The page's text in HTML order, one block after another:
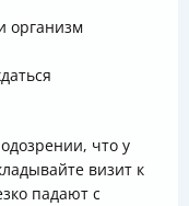
организм
что у
визит к
падают с